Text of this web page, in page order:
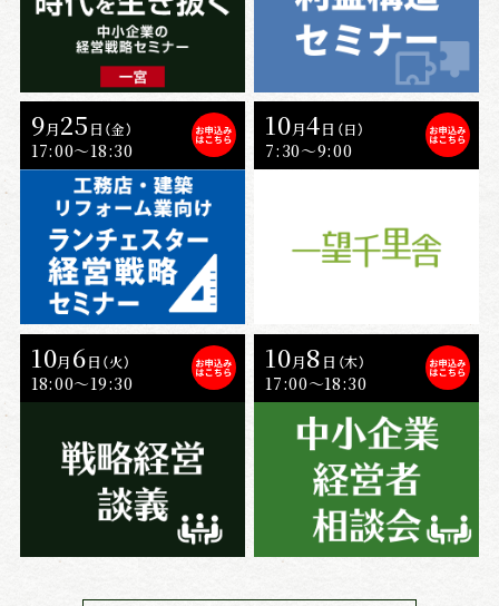
9月25 日 （金）
17:00〜18:30
10月4日 （日）
7:30～9:00
10月 6日 （火）
18:00～19:30
10月8 日 （木）
17:00〜18:30